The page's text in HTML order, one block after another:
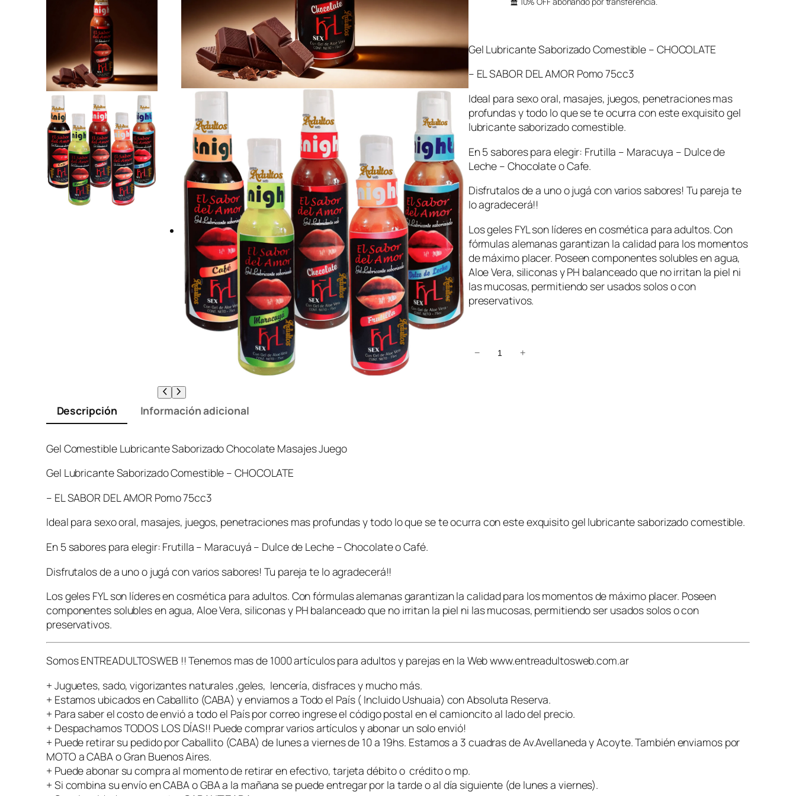
Gel Lubricante Saborizado Comestible – CHOCOLATE
– EL SABOR DEL AMOR Pomo 75cc3
Ideal para sexo oral, masajes, juegos, penetraciones mas
profundas y todo lo que se te ocurra con este exquisito gel
lubricante saborizado comestible.
En 5 sabores para elegir: Frutilla – Maracuya – Dulce de
Leche – Chocolate o Cafe.
Disfrutalos de a uno o jugá con varios sabores! Tu pareja te
lo agradecerá!!
Los geles FYL son líderes en cosmética para adultos. Con
fórmulas alemanas garantizan la calidad para los momentos
de máximo placer. Poseen componentes solubles en agua,
Aloe Vera, siliconas y PH balanceado que no irritan la piel ni
las mucosas, permitiendo ser usados solos o con
preservativos.
G
e
i
c
e
a
b
r
a
− +
Descripción Información adicional
Gel Comestible Lubricante Saborizado Chocolate Masajes Juego
Gel Lubricante Saborizado Comestible – CHOCOLATE
– EL SABOR DEL AMOR Pomo 75cc3
Ideal para sexo oral, masajes, juegos, penetraciones mas profundas y todo lo que se te ocurra con este exquisito gel lubricante saborizado comestible.
En 5 sabores para elegir: Frutilla – Maracuyá – Dulce de Leche – Chocolate o Café.
Disfrutalos de a uno o jugá con varios sabores! Tu pareja te lo agradecerá!!
Los geles FYL son líderes en cosmética para adultos. Con fórmulas alemanas garantizan la calidad para los momentos de máximo placer. Poseen
componentes solubles en agua, Aloe Vera, siliconas y PH balanceado que no irritan la piel ni las mucosas, permitiendo ser usados solos o con
preservativos.
Somos ENTREADULTOSWEB !! Tenemos mas de 1000 artículos para adultos y parejas en la Web www.entreadultosweb.com.ar
+ Juguetes, sado, vigorizantes naturales ,geles, lencería, disfraces y mucho más.
+ Estamos ubicados en Caballito (CABA) y enviamos a Todo el País ( Incluido Ushuaia) con Absoluta Reserva.
+ Para saber el costo de envió a todo el País por correo ingrese el código postal en el camioncito al lado del precio.
+ Despachamos TODOS LOS DÍAS!! Puede comprar varios artículos y abonar un solo envió!
+ Puede retirar su pedido por Caballito (CABA) de lunes a viernes de 10 a 19hs. Estamos a 3 cuadras de Av.Avellaneda y Acoyte. También enviamos por
MOTO a CABA o Gran Buenos Aires.
+ Puede abonar su compra al momento de retirar en efectivo, tarjeta débito o crédito o mp.
+ Si combina su envío en CABA o GBA a la mañana se puede entregar por la tarde o al día siguiente (de lunes a viernes).